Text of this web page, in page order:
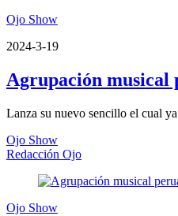
Ojo Show
2024-3-19
Agrupación musical
Lanza su nuevo sencillo el cual
Ojo Show
Redacción Ojo
Ojo Show